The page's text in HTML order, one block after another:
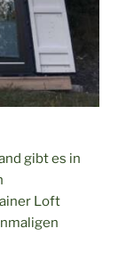
gibt es in
Loft